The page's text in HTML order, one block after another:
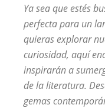
Ya sea que estés
perfecta para un
quieras explorar
curiosidad, aquí
inspirarán a
de la literatura.
gemas